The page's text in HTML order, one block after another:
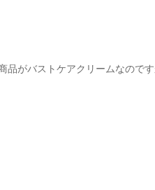
品がバストケアクリームなのです